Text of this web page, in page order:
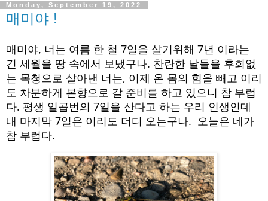
Monday, September 19, 2022
매미야 !
매미야, 너는 여름 한 철 7일을 살기위해 7년 이라는
긴 세월을 땅 속에서 보냈구나. 찬란한 날들을 후회없
는 목청으로 살아낸 너는, 이제 온 몸의 힘을 빼고 이리
도 차분하게 본향으로 갈 준비를 하고 있으니 참 부럽
다. 평생 일곱번의 7일을 산다고 하는 우리 인생인데
내 마지막 7일은 이리도 더디 오는구나.  오늘은 네가
참 부럽다.